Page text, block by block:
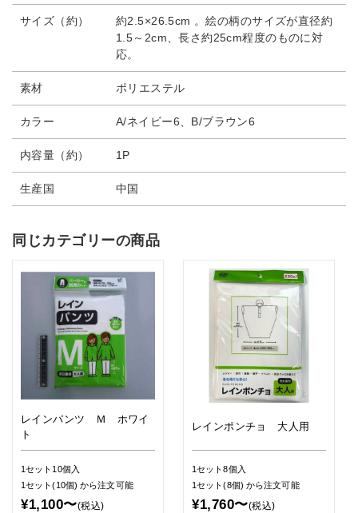
サイズ（約）
約2.5×26.5cm 。絵の柄のサイズが直径約
1.5～2cm、長さ約25cm程度のものに対
応。
素材 ポリエステル
カラー A/ネイビー6、B/ブラウン6
内容量（約） 1P
生産国 中国
同じカテゴリーの商品
レインパンツ Ｍ ホワイ
ト
1セット10個入
1セット(10個)から注文可能
¥1,100〜(税込)
レインポンチョ 大人用
1セット8個入
1セット(8個) から注文可能
¥1,760〜(税込)